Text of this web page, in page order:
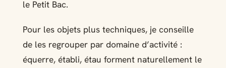
le Petit Bac.
Pour les objets plus techniques, je conseille
de les regrouper par domaine d’activité :
équerre, établi, étau forment naturellement le